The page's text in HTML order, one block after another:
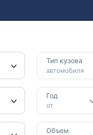
Mercedes-Benz
Тип кузова
автомобиля
Год
от
Объем